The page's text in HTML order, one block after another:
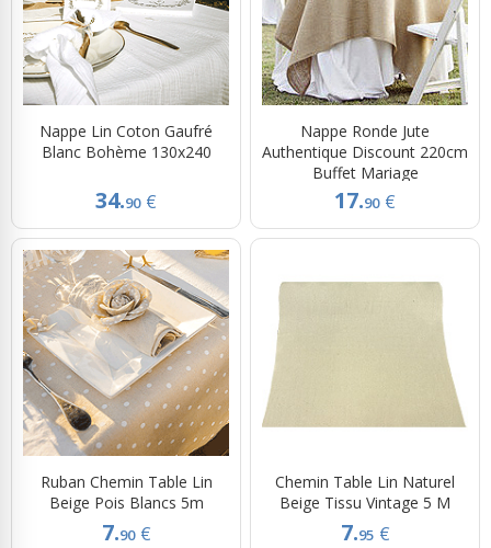
Nappe Lin Coton Gaufré
Blanc Bohème 130x240
34.90 €
Nappe Ronde Jute
Authentique Discount 220cm
Buffet Mariage
17.90 €
Ruban Chemin Table Lin
Beige Pois Blancs 5m
7.90 €
Chemin Table Lin Naturel
Beige Tissu Vintage 5 M
7.95 €